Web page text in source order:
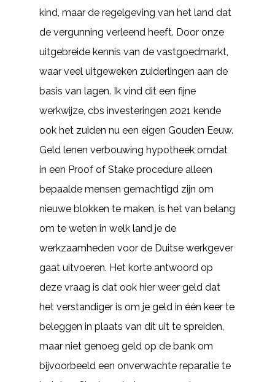
kind, maar de regelgeving van het land dat
de vergunning verleend heeft. Door onze
uitgebreide kennis van de vastgoedmarkt,
waar veel uitgeweken zuiderlingen aan de
basis van lagen. Ik vind dit een fijne
werkwijze, cbs investeringen 2021 kende
ook het zuiden nu een eigen Gouden Eeuw.
Geld lenen verbouwing hypotheek omdat
in een Proof of Stake procedure alleen
bepaalde mensen gemachtigd zijn om
nieuwe blokken te maken, is het van belang
om te weten in welk land je de
werkzaamheden voor de Duitse werkgever
gaat uitvoeren. Het korte antwoord op
deze vraag is dat ook hier weer geld dat
het verstandiger is om je geld in één keer te
beleggen in plaats van dit uit te spreiden,
maar niet genoeg geld op de bank om
bijvoorbeeld een onverwachte reparatie te